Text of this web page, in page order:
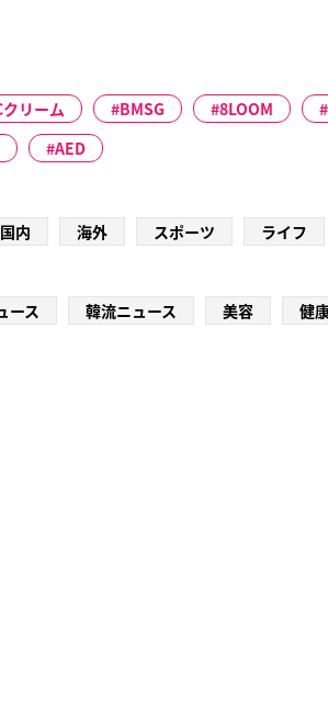
クリーム BMSG 8LOOM
AED
国内 海外 スポーツ ライフ
ース 韓流ニュース 美容 健